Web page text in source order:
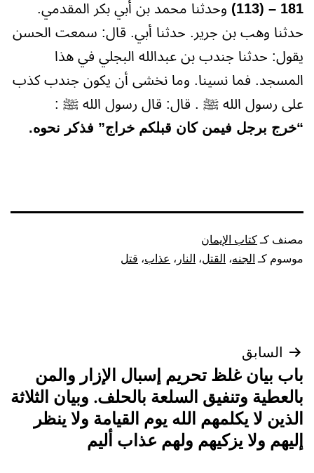
181 – (113)
وحدثنا محمد بن أبي بكر المقدمي.
حدثنا وهب بن جرير. حدثنا أبي. قال: سمعت الحسن
يقول: حدثنا جندب بن عبدالله البجلي في هذا
المسجد. فما نسينا. وما نخشى أن يكون جندب كذب
على رسول الله ﷺ . قال: قال رسول الله ﷺ :
“خرج برجل فيمن كان قبلكم خراج” فذكر نحوه.
مصنف كـكتاب الإيمان
موسوم كـ الجنه، القتل، النار ، عذاب، قتل
تصفّح
المقالات
السابق
باب بيان غلظ تحريم إسبال الإزار والمن
بالعطية وتنفيق السلعة بالحلف. وبيان الثلاثة
الذين لا يكلمهم الله يوم القيامة ولا ينظر
إليهم ولا يزكيهم ولهم عذاب أليم